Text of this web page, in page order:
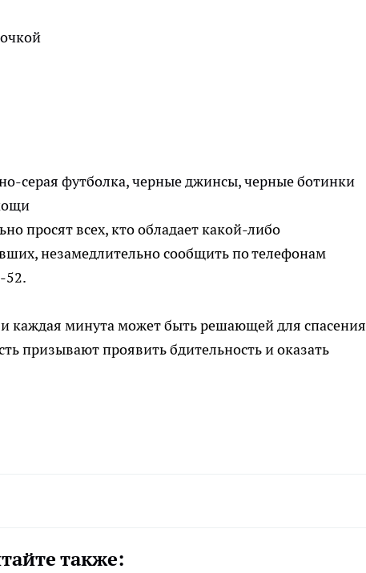
серая футболка, черные джинсы, черные ботинки
просят всех, кто обладает какой-либо
незамедлительно сообщить по телефонам
52.
каждая минута может быть решающей для спасения
призывают проявить бдительность и оказать
также: